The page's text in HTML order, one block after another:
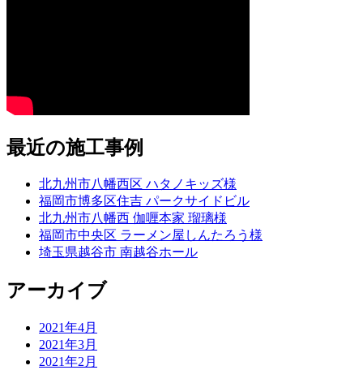
最近の施工事例
北九州市八幡西区 ハタノキッズ様
福岡市博多区住吉 パークサイドビル
北九州市八幡西 伽喱本家 瑠璃様
福岡市中央区 ラーメン屋しんたろう様
埼玉県越谷市 南越谷ホール
アーカイブ
2021年4月
2021年3月
2021年2月